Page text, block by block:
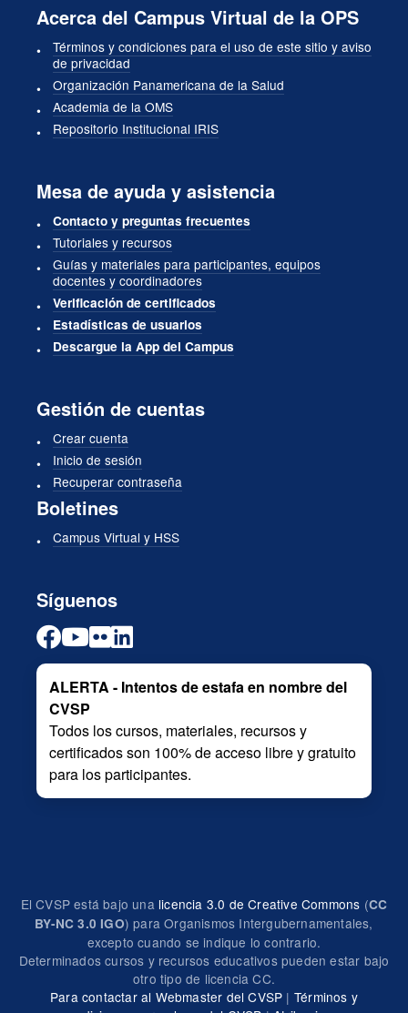
Acerca del Campus Virtual de la OPS
Términos y condiciones para el uso de este sitio y aviso
de privacidad
Organización Panamericana de la Salud
Academia de la OMS
Repositorio Institucional IRIS
Mesa de ayuda y asistencia
Contacto y preguntas frecuentes
Tutoriales y recursos
Guías y materiales para participantes, equipos
docentes y coordinadores
Verificación de certificados
Estadísticas de usuarios
Descargue la App del Campus
Gestión de cuentas
Crear cuenta
Inicio de sesión
Recuperar contraseña
Boletines
Campus Virtual y HSS
Síguenos
ALERTA - Intentos de estafa en nombre del
CVSP
Todos los cursos, materiales, recursos y
certificados son 100% de acceso libre y gratuito
para los participantes.
El CVSP está bajo una licencia 3.0 de Creative Commons (CC
BY-NC 3.0 IGO) para Organismos Intergubernamentales,
excepto cuando se indique lo contrario.
Determinados cursos y recursos educativos pueden estar bajo
otro tipo de licencia CC.
Para contactar al Webmaster del CVSP | Términos y